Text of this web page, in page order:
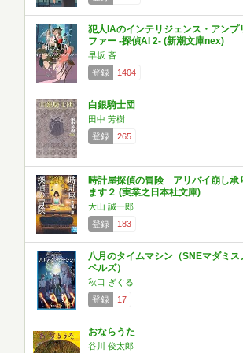
犯人IAのインテリジェンス・アンプ
ファー -探偵AI 2- (新潮文庫nex)
早坂 吝
登録
1404
白銀騎士団
田中 芳樹
登録
265
時計屋探偵の冒険 アリバイ崩し承
ます２ (実業之日本社文庫)
大山 誠一郎
登録
183
八月のタイムマシン（SNEマダミス
ベルズ）
秋口 ぎぐる
登録
17
おならうた
谷川 俊太郎